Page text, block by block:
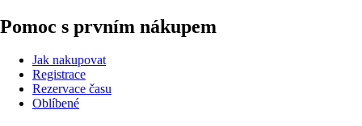
Pomoc s prvním nákupem
Jak nakupovat
Registrace
Rezervace času
Oblíbené